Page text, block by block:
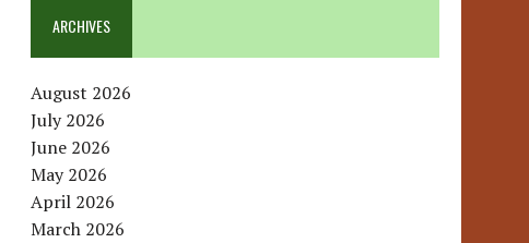
ARCHIVES
August 2026
July 2026
June 2026
May 2026
April 2026
March 2026